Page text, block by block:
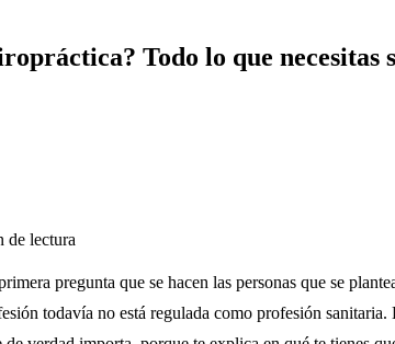
Todo lo que necesitas
de lectura
pregunta que se hacen las personas que se
todavía no está regulada como profesión sanitaria.